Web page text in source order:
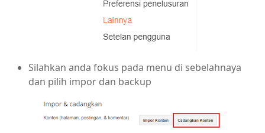
Silahkan anda fokus pada menu di sebelahnaya
dan pilih impor dan backup